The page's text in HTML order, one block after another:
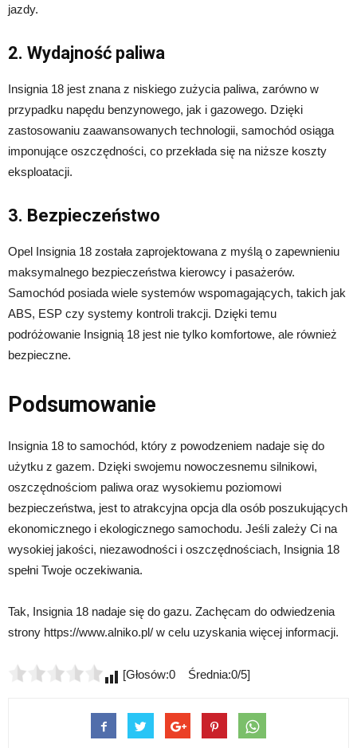
jazdy.
2. Wydajność paliwa
Insignia 18 jest znana z niskiego zużycia paliwa, zarówno w
przypadku napędu benzynowego, jak i gazowego. Dzięki
zastosowaniu zaawansowanych technologii, samochód osiąga
imponujące oszczędności, co przekłada się na niższe koszty
eksploatacji.
3. Bezpieczeństwo
Opel Insignia 18 została zaprojektowana z myślą o zapewnieniu
maksymalnego bezpieczeństwa kierowcy i pasażerów.
Samochód posiada wiele systemów wspomagających, takich jak
ABS, ESP czy systemy kontroli trakcji. Dzięki temu
podróżowanie Insignią 18 jest nie tylko komfortowe, ale również
bezpieczne.
Podsumowanie
Insignia 18 to samochód, który z powodzeniem nadaje się do
użytku z gazem. Dzięki swojemu nowoczesnemu silnikowi,
oszczędnościom paliwa oraz wysokiemu poziomowi
bezpieczeństwa, jest to atrakcyjna opcja dla osób poszukujących
ekonomicznego i ekologicznego samochodu. Jeśli zależy Ci na
wysokiej jakości, niezawodności i oszczędnościach, Insignia 18
spełni Twoje oczekiwania.
Tak, Insignia 18 nadaje się do gazu. Zachęcam do odwiedzenia
strony https://www.alniko.pl/ w celu uzyskania więcej informacji.
[Głosów:0 Średnia:0/5]